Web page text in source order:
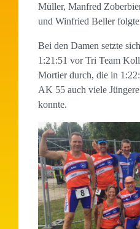
Müller, Manfred
und Winfried Beller
Bei den Damen setzte
1:21:51 vor Tri Team
Mortier durch, die in
AK 55 auch viele
konnte.